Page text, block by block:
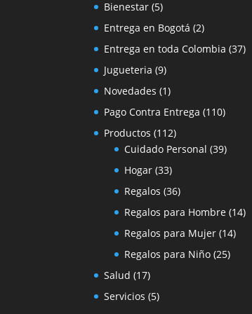
Bienestar (5)
Entrega en Bogotá (2)
Entrega en toda Colombia (37)
Jugueteria (9)
Novedades (1)
Pago Contra Entrega (110)
Productos (112)
Cuidado Personal (39)
Hogar (33)
Regalos (36)
Regalos para Hombre (14)
Regalos para Mujer (14)
Regalos para Niño (25)
Salud (17)
Servicios (5)